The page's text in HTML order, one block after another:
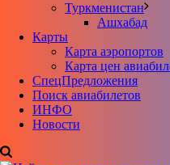
Туркменистан
Ашхабад
Карты
Карта аэропортов
Карта цен
CпецПредложения
Поиск авиабилетов
ИНФО
Новости